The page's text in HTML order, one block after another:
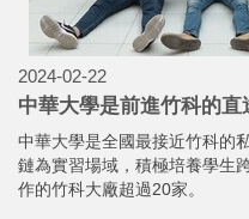
2024-02-22
中華大學是前進竹科的直
中華大學是全國最接近竹科的
鏈為實習場域，積極培養學生
作的竹科大廠超過20家。